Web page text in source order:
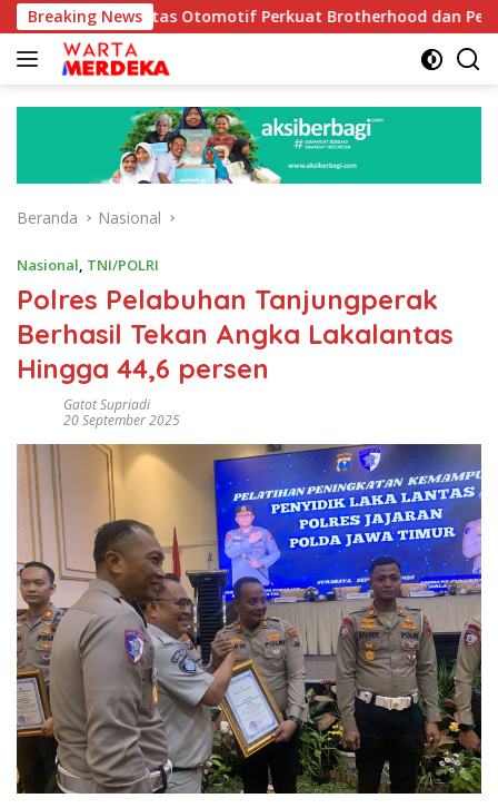
Langsung
ke
konten
Breaking News
Otomotif Perkuat Brotherhood dan Persatuan Bangsa
Beranda Nasional
Nasional, TNI/POLRI
Polres Pelabuhan Tanjungperak
Berhasil Tekan Angka Lakalantas
Hingga 44,6 persen
Gatot Supriadi
20 September 2025